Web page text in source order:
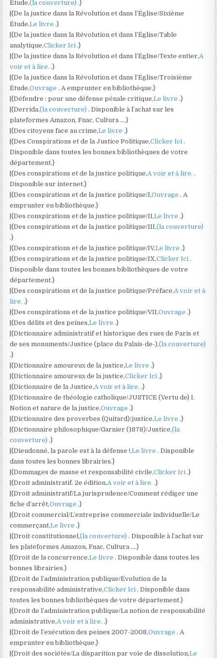
Étude,(la couverture) .}
|{De la justice dans la Révolution et dans l’Église/Sixième
Étude,Le livre .}
|{De la justice dans la Révolution et dans l’Église/Table
analytique,Clicker Ici .}
|{De la justice dans la Révolution et dans l’Église/Texte entier,A
voir et à lire. .}
|{De la justice dans la Révolution et dans l’Église/Troisième
Étude,Ouvrage . A emprunter en bibliothèque.}
|{Défendre : pour une défense pénale critique,Le livre .}
|{Derrida,(la couverture) . Disponible à l’achat sur les
plateformes Amazon, Fnac, Cultura ….}
|{Des citoyens face au crime,Le livre .}
|{Des Conspirations et de la Justice Politique,Clicker Ici .
Disponible dans toutes les bonnes bibliothèques de votre
département.}
|{Des conspirations et de la justice politique,A voir et à lire. .
Disponible sur internet.}
|{Des conspirations et de la justice politique/I,Ouvrage . A
emprunter en bibliothèque.}
|{Des conspirations et de la justice politique/II,Le livre .}
|{Des conspirations et de la justice politique/III,(la couverture)
.}
|{Des conspirations et de la justice politique/IV,Le livre .}
|{Des conspirations et de la justice politique/IX,Clicker Ici .
Disponible dans toutes les bonnes bibliothèques de votre
département.}
|{Des conspirations et de la justice politique/Préface,A voir et à
lire. .}
|{Des conspirations et de la justice politique/VII,Ouvrage .}
|{Des délits et des peines,Le livre .}
|{Dictionnaire administratif et historique des rues de Paris et
de ses monuments/Justice (place du Palais-de-),(la couverture)
.}
|{Dictionnaire amoureux de la justice,Le livre .}
|{Dictionnaire amoureux de la justice,Clicker Ici .}
|{Dictionnaire de la Justice,A voir et à lire. .}
|{Dictionnaire de théologie catholique/JUSTICE (Vertu de) I.
Notion et nature de la justice,Ouvrage .}
|{Dictionnaire des proverbes (Quitard)/justice,Le livre .}
|{Dictionnaire philosophique/Garnier (1878)/Justice,(la
couverture) .}
|{Dieudonné, la parole est à la défense !,Le livre . Disponible
dans toutes les bonnes librairies.}
|{Dommages de masse et responsabilité civile,Clicker Ici .}
|{Droit administratif. 2e édition,A voir et à lire. .}
|{Droit administratif/La jurisprudence/Comment rédiger une
fiche d’arrêt,Ouvrage .}
|{Droit commercial/L’entreprise commerciale individuelle/Le
commerçant,Le livre .}
|{Droit constitutionnel,(la couverture) . Disponible à l’achat sur
les plateformes Amazon, Fnac, Cultura ….}
|{Droit de la concurrence,Le livre . Disponible dans toutes les
bonnes librairies.}
|{Droit de l’administration publique/Évolution de la
responsabilité administrative,Clicker Ici . Disponible dans
toutes les bonnes bibliothèques de votre département.}
|{Droit de l’administration publique/La notion de responsabilité
administrative,A voir et à lire. .}
|{Droit de l’exécution des peines 2007-2008,Ouvrage . A
emprunter en bibliothèque.}
|{Droit des sociétés/La disparition par voie de dissolution,Le